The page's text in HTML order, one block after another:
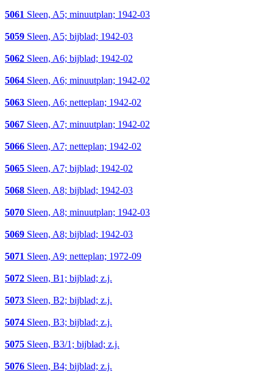
5061 Sleen, A5; minuutplan; 1942-03
5059 Sleen, A5; bijblad; 1942-03
5062 Sleen, A6; bijblad; 1942-02
5064 Sleen, A6; minuutplan; 1942-02
5063 Sleen, A6; netteplan; 1942-02
5067 Sleen, A7; minuutplan; 1942-02
5066 Sleen, A7; netteplan; 1942-02
5065 Sleen, A7; bijblad; 1942-02
5068 Sleen, A8; bijblad; 1942-03
5070 Sleen, A8; minuutplan; 1942-03
5069 Sleen, A8; bijblad; 1942-03
5071 Sleen, A9; netteplan; 1972-09
5072 Sleen, B1; bijblad; z.j.
5073 Sleen, B2; bijblad; z.j.
5074 Sleen, B3; bijblad; z.j.
5075 Sleen, B3/1; bijblad; z.j.
5076 Sleen, B4; bijblad; z.j.